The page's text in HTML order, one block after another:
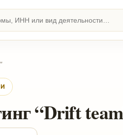
“Drift